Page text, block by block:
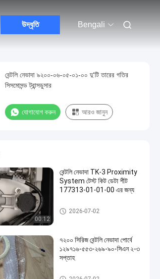
উদ্ধৃতি Bengali
বেন্টলি নেভাদা ৯২০০-০৬-০৫-০১-০০ দু'টি তারের গতির
সিসমোসন্ড ট্রান্সডুসার
যোগাযোগ করুন আরও জানুন
00:12
বেন্টলি নেভাদা TK-3 Proximity
System টেস্ট কিট ডেটা শীট
177313-01-01-00 এর জন্য
জিই বেন্টলি নেভাদা
2026-07-02
৭২০০ সিরিজ বেন্টলি নেভাদা পোর্বে
১২৯৭১৬-৫৫৩-২৬৯-৯০-সিএন ২-৩
সপ্তাহ
জিই বেন্টলি নেভাদা